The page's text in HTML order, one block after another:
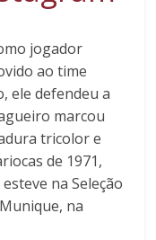
jogador
ao time
ele defendeu a
marcou
tricolor e
de 1971,
na Seleção
na